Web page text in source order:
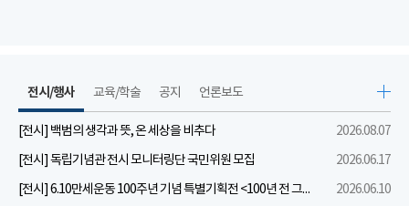
전시/행사
[전시] 백범의 생각과 뜻, 온 세상을 비추다
2026.08.07
[전시] 독립기념관 전시 모니터링단 국민위원 모집
2026.06.17
[전시] 6.10만세운동 100주년 기념 특별기획전 <100년 전 그날을 보다: 6.10만세운동>
2026.06.10
교육/학술 공지 언론보도